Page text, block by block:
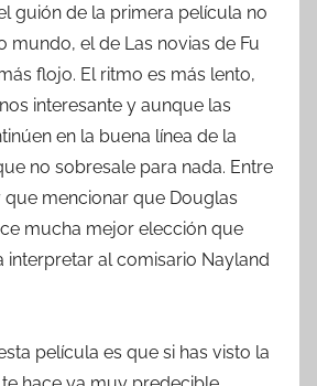
guión de la primera película no
mundo, el de Las novias de Fu
flojo. El ritmo es más lento,
interesante y aunque las
en la buena línea de la
no sobresale para nada. Entre
que mencionar que Douglas
mucha mejor elección que
interpretar al comisario Nayland
película es que si has visto la